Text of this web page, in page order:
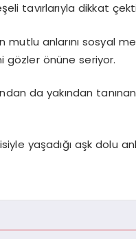
tavırlarıyla dikkat
mutlu anlarını sosyal
gözler önüne seriyor.
da yakından
yaşadığı aşk dolu